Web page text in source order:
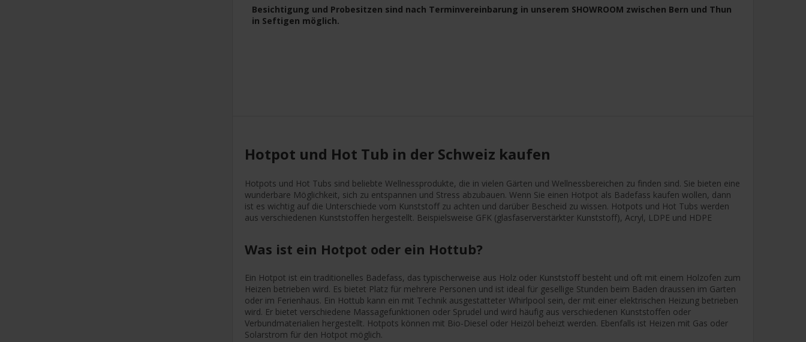
Besichtigung und Probesitzen sind nach Terminvereinbarung in unserem SHOWROOM zwischen Bern und Thun
in Seftigen möglich.
Hotpot und Hot Tub in der Schweiz kaufen
Hotpots und Hot Tubs sind beliebte Wellnessprodukte, die in vielen Gärten und Wellnessbereichen zu finden sind. Sie bieten eine
wunderbare Möglichkeit, sich zu entspannen und Stress abzubauen. Wenn Sie einen Hotpot als Badefass kaufen wollen, dann
ist es wichtig auf die Unterschiede vom Kunststoff zu achten und darüber Bescheid zu wissen. Hotpots und Hot Tubs werden
aus verschiedenen Kunststoffen hergestellt. Beispielsweise GFK (glasfaserverstärkter Kunststoff), Acryl, LDPE und HDPE
Was ist ein Hotpot oder ein Hottub?
Ein Hotpot ist ein traditionelles Badefass, das typischerweise aus Holz oder Kunststoff besteht und oft mit einem Holzofen zum
Heizen betrieben wird. Es bietet Platz für mehrere Personen und ist ideal für gesellige Stunden beim Baden draussen im Garten
oder im Ferienhaus. Ein Hottub kann ein mit Technik ausgestatteter Whirlpool sein, der mit einer elektrischen Heizung betrieben
wird. Er bietet verschiedene Massagefunktionen oder Sprudel und wird häufig aus verschiedenen Kunststoffen oder
Verbundmaterialien hergestellt. Hotpots können mit Bio-Diesel oder Heizöl beheizt werden. Ebenfalls ist Heizen mit Gas oder
Solarstrom für den Hotpot möglich.